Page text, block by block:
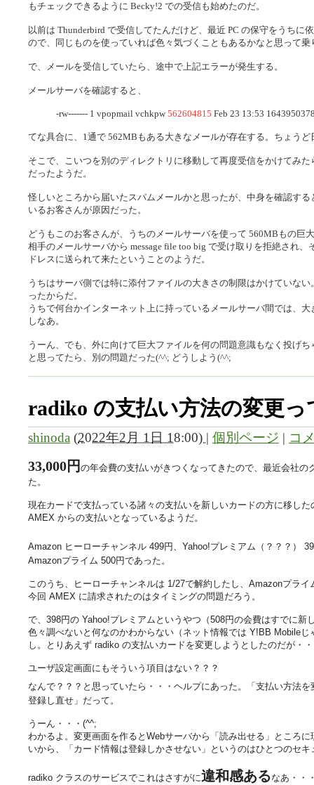
もチェックできるように Becky!2 での受信も始めたのだ。
以前は Thunderbird で受信してたんだけど、最近 PC の保守をうちに
ので、同じものを使っていれば色々気づくこともあるかなと思って乗
で、メールを受信していたら、途中で上記エラーが発生する。
メールサーバを確認すると、
-rw------- 1 vpopmail vchkpw562604815 Feb 23 13:53
てな具合に、1通で 562MBもある大きなメールが存在する。ちょう
そこで、こいつを別のディレクトリに移動して再度受信をかけてみ
だったようだ。
怪しいところから届いたスパムメールかと思ったが、中身を確認す
いるお客さんが原因だった。
どうもこのお客さんが、うちのメールサーバを使って 560MBもの巨
相手のメールサーバから message file too big で受け取りを拒絶され
ドレスに送られて来たということのようだ。
うちはサーバ側では特に添付ファイルの大きさの制限はかけていな
ったからだ。
うちで何台かインターネット上に持っているメールサーバ間では、
しなあ。
うーん、でも、外に向けて巨大ファイルを何の問題意識もなく投げ
と思ってたら、別の問題だった(^^; どうしよう(^^;
radiko の支払い方法の変更っ
shinoda (2022年2月 1日 18:00) | 個別ページ | コ
33,000円 の年会費の支払いがきつくなってきたので、最近会社
た。
現在カードで支払っている諸々の支払いを新しいカードの方に移し
AMEX からの支払いとなっているようだ。
Amazon ヒーローチャンネル 499円、Yahoo!プレミアム（？？？）
Amazonプライム 500円であった。
このうち、ヒーローチャンネルは 1/27で解約したし、Amazonプラ
今回 AMEX に請求されたのはタイミングの問題だろう。
で、398円の Yahoo!プレミアムというやつ（508円の会費はすでに新
色々調べないと何なのかわからない（ネット情報では Y!BB Mobile
し。とりあえず radiko の支払いカードを変更しようとしたのだが・
ユーザ設定画面にもそういう項目はない？？？
なんで？？？と思っていたら・・・ヘルプにあった。「支払い方法
登録し直せ」だって。
うーん・・・(^^;
わかるよ。変更画面を作るとWebサーバから「読み出せる」ところ
いから、「カード情報は登録しかさせない」というのはひとつのセ
radiko クラスのサービスでこれはさすがに違和感あるなあ・・